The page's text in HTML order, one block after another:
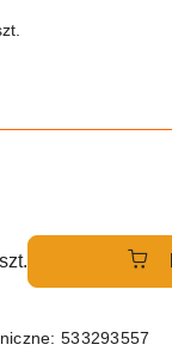
szt.
533293557